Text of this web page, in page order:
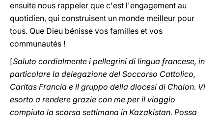
ensuite nous rappeler que c'est l'engagement au
quotidien, qui construisent un monde meilleur pour
tous. Que Dieu bénisse vos familles et vos
communautés !
[Saluto cordialmente i pellegrini di lingua francese, in
particolare la delegazione del Soccorso Cattolico,
Caritas Francia e il gruppo della diocesi di Chalon. Vi
esorto a rendere grazie con me per il viaggio
compiuto la scorsa settimana in Kazakistan. Possa